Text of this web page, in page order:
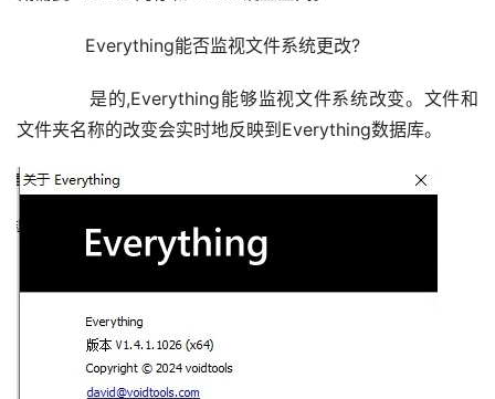
Everything能否监视文件系统更改?
是的,Everything能够监视文件系统改变。文件和
文件夹名称的改变会实时地反映到Everything数据库。